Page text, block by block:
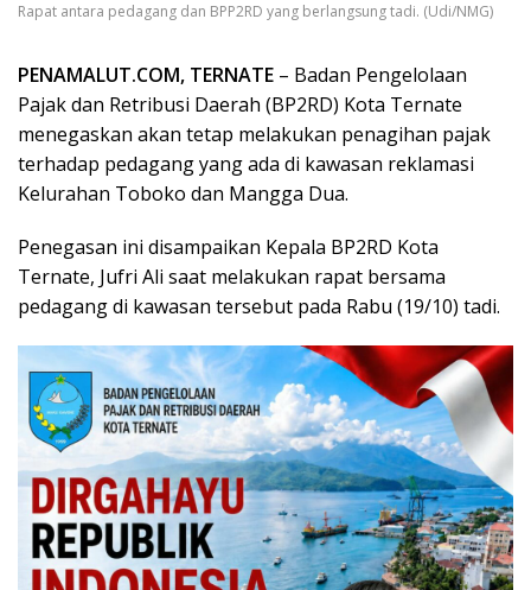
Rapat antara pedagang dan BPP2RD yang berlangsung tadi. (Udi/NMG)
PENAMALUT.COM, TERNATE – Badan Pengelolaan
Pajak dan Retribusi Daerah (BP2RD) Kota Ternate
menegaskan akan tetap melakukan penagihan pajak
terhadap pedagang yang ada di kawasan reklamasi
Kelurahan Toboko dan Mangga Dua.
Penegasan ini disampaikan Kepala BP2RD Kota
Ternate, Jufri Ali saat melakukan rapat bersama
pedagang di kawasan tersebut pada Rabu (19/10) tadi.